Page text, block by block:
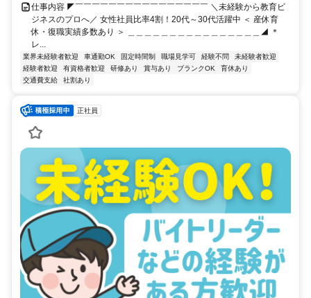
仕事内容 ◤￣￣￣￣￣￣￣￣￣￣￣￣￣￣￣￣ ＼未経験から教育ビ
ジネスのプロへ／ 女性社員比率4割！20代～30代活躍中 ＜ 産休育
休・復職実績多数あり ＞ ＿＿＿＿＿＿＿＿＿＿＿＿＿＿＿＿◢ ＊
レ...
業界未経験者歓迎 車通勤OK 固定時間制 職場見学可 経験不問
未経験者歓迎
経験者歓迎
有資格者歓迎 研修あり 賞与あり ブランクOK
育休あり
交通費支給
社割あり
正社員